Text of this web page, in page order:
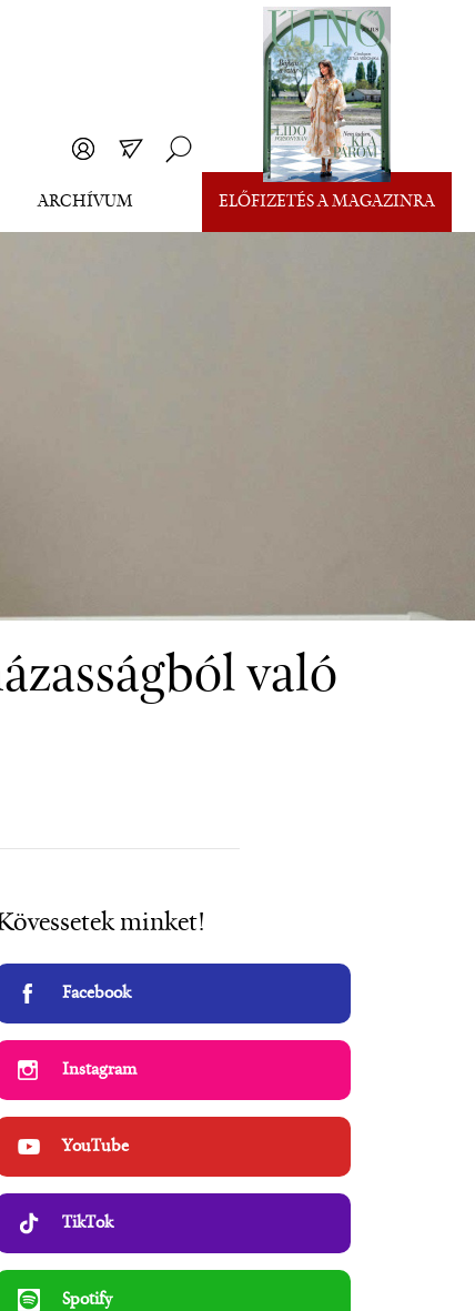
ARCHÍVUM ELŐFIZETÉS A MAGAZINRA
való
minket!
Facebook
Instagram
YouTube
TikTok
Spotify